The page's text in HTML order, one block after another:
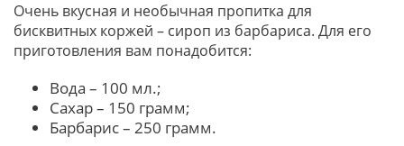
Очень вкусная и необычная пропитка для
бисквитных коржей – сироп из барбариса. Для его
приготовления вам понадобится:
Вода – 100 мл.;
Сахар – 150 грамм;
Барбарис – 250 грамм.